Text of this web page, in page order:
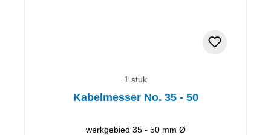
1 stuk
Kabelmesser No. 35 - 50
werkgebied 35 - 50 mm Ø